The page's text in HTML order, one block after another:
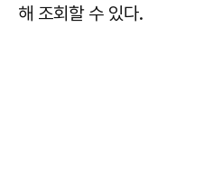
해 조회할 수 있다.